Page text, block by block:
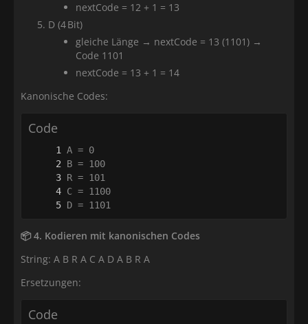
nextCode = 12 + 1 = 13
D (4 Bit)
gleiche Länge → nextCode = 13 (1101) →
Code 1101
nextCode = 13 + 1 = 14
Kanonische Codes:
Code
D = 1101
📦 4. Kodieren mit kanonischen Codes
String: A B R A C A D A B R A
Ersetzungen:
Code